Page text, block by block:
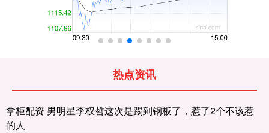
热点资讯
拿柜配资 男明星李权哲这次是踢到钢板了，惹了2个不该惹
的人